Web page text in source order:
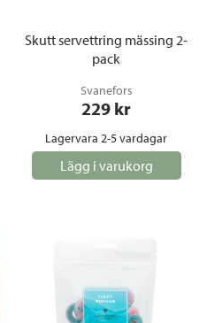
Skutt servettring mässing 2-
pack
Svanefors
229 kr
Lagervara 2-5 vardagar
Lägg i varukorg